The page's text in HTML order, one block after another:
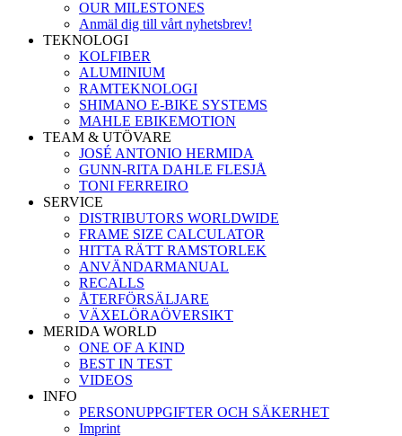
OUR MILESTONES
Anmäl dig till vårt nyhetsbrev!
TEKNOLOGI
KOLFIBER
ALUMINIUM
RAMTEKNOLOGI
SHIMANO E-BIKE SYSTEMS
MAHLE EBIKEMOTION
TEAM & UTÖVARE
JOSÉ ANTONIO HERMIDA
GUNN-RITA DAHLE FLESJÅ
TONI FERREIRO
SERVICE
DISTRIBUTORS WORLDWIDE
FRAME SIZE CALCULATOR
HITTA RÄTT RAMSTORLEK
ANVÄNDARMANUAL
RECALLS
ÅTERFÖRSÄLJARE
VÄXELÖRAÖVERSIKT
MERIDA WORLD
ONE OF A KIND
BEST IN TEST
VIDEOS
INFO
PERSONUPPGIFTER OCH SÄKERHET
Imprint